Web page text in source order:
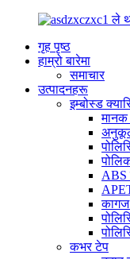
गृह पृष्ठ
हाम्रो बारेमा
समाचार
उत्पादनहरू
इम्बोस्ड
मानक
ABS
कभर टेप